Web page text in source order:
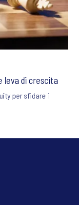
leva di crescita
per sfidare i